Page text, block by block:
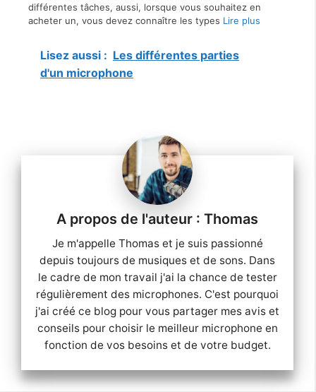
différentes tâches, aussi, lorsque vous souhaitez en
acheter un, vous devez connaître les types Lire plus
Lisez aussi : Les différentes parties
d'un microphone
Thomas
Je m'appelle Thomas et je suis passionné
depuis toujours de musiques et de sons. Dans
le cadre de mon travail j'ai la chance de tester
régulièrement des microphones. C'est pourquoi
j'ai créé ce blog pour vous partager mes avis et
conseils pour choisir le meilleur microphone en
fonction de vos besoins et de votre budget.